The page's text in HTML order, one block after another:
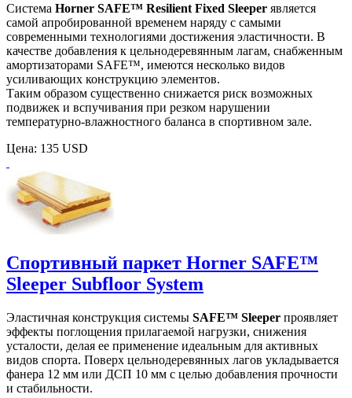
Система Horner SAFE™ Resilient Fixed Sleeper является
самой апробированной временем наряду с самыми
современными технологиями достижения эластичности. В
качестве добавления к цельнодеревянным лагам, снабженным
амортизаторами SAFE™, имеются несколько видов
усиливающих конструкцию элементов.
Таким образом существенно снижается риск возможных
подвижек и вспучивания при резком нарушении
температурно-влажностного баланса в спортивном зале.
Цена: 135 USD
Спортивный паркет Horner SAFE™
Sleeper Subfloor System
Эластичная конструкция системы SAFE™ Sleeper проявляет
эффекты поглощения прилагаемой нагрузки, снижения
усталости, делая ее применение идеальным для активных
видов спорта. Поверх цельнодеревянных лагов укладывается
фанера 12 мм или ДСП 10 мм с целью добавления прочности
и стабильности.